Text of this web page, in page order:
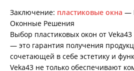
Заключение: пластиковые окна —
Оконные Решения
Выбор пластиковых окон от
— это гарантия получения
сочетающей в себе эстетику и
Veka43 не только обеспечивают